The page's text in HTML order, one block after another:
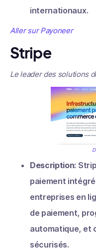
internationaux.
Aller sur Payoneer
Stripe
Le leader des solutions
Description:
paiement
entreprises en
de paiement,
automatique, et
sécurisés.